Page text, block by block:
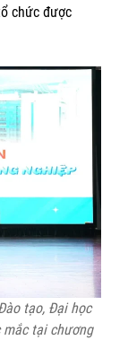
chức được
tạo, Đại học
tại chương